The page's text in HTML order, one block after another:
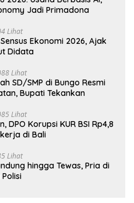
Jadi Primadona
Lihat
Ekonomi 2026, Ajak
Didata
Lihat
SD/SMP di Bungo Resmi
Bupati Tekankan
Lihat
DPO Korupsi KUR BSI Rp4,8
di Bali
Lihat
hingga Tewas, Pria di